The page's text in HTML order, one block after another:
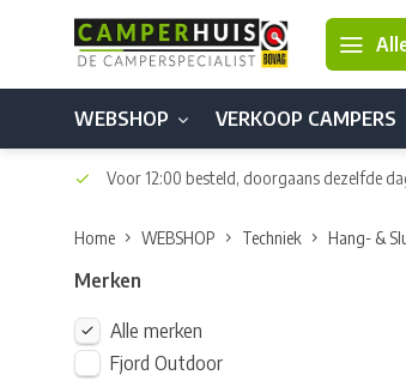
WEBSHOP VERKOOP CAMPERS
Voor 12:00 besteld, doorgaans dezelfde
Home WEBSHOP Techniek Hang- &
Merken
Alle merken
Fjord Outdoor